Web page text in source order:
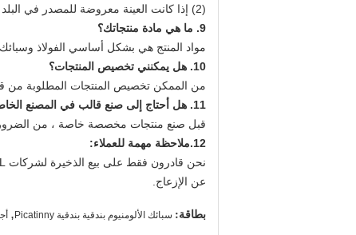
(2) إذا كانت العينة معروضة للمصدر في البلد المستهدف ، يتحمل المصدر جميع التكاليف.
9. ما هي مادة منتجاتك؟
مواد المنتج هي بشكل أساسي الفولاذ وسبائك
10. هل يمكنني تخصيص المنتجات؟
من الممكن تخصيص المنتجات المطلوبة من
11. هل أحتاج إلى صنع قالب في المصنع الخاص بك قبل صنع منتجات مخصصة خاصة؟
قبل صنع منتجات مخصصة خاصة ، من الضروري
12. ملاحظة مهمة للعملاء:
عن الإزعاج.
بطاقة: سبائك الألومنيوم بندقية بندقية Picatinny ,